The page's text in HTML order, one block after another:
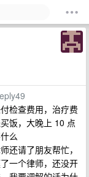
检查费用，治疗费
饭，大晚上 10 点
么
还请了朋友帮忙，
一个律师，还没开